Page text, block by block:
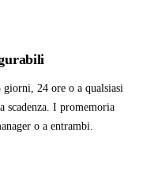
24 ore o a qualsiasi
scadenza. I promemoria
o a entrambi.